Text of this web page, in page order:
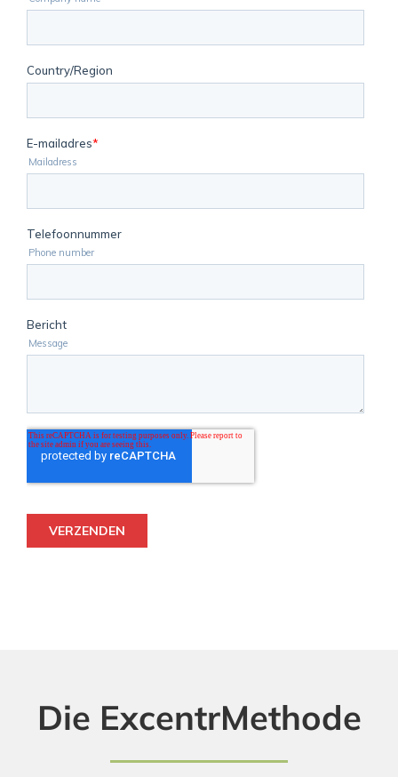
Die ExcentrMethode